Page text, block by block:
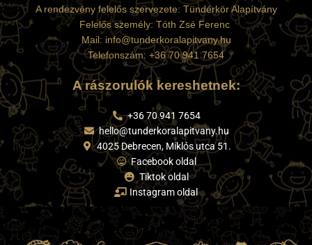
A rendezvény felelős szervezete: Tündérkör Alapítvány
Felelős személy: Tóth Zsé Ferenc
Mail: info@tunderkoralapitvany.hu
Telefonszám: +36 70 941 7654
A rászorulók kereshetnek:
+36 70 941 7654
hello@tunderkoralapitvany.hu
4025 Debrecen, Miklós utca 51.
Facebook oldal
Tiktok oldal
Instagram oldal